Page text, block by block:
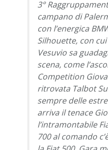
3°
campano di
con l’energica
Silhouette, con
Vesuvio sa
scena, come
Competition
ritrovata Talbot
sempre delle
arriva il tenace
l’intramontabile
700 al comando